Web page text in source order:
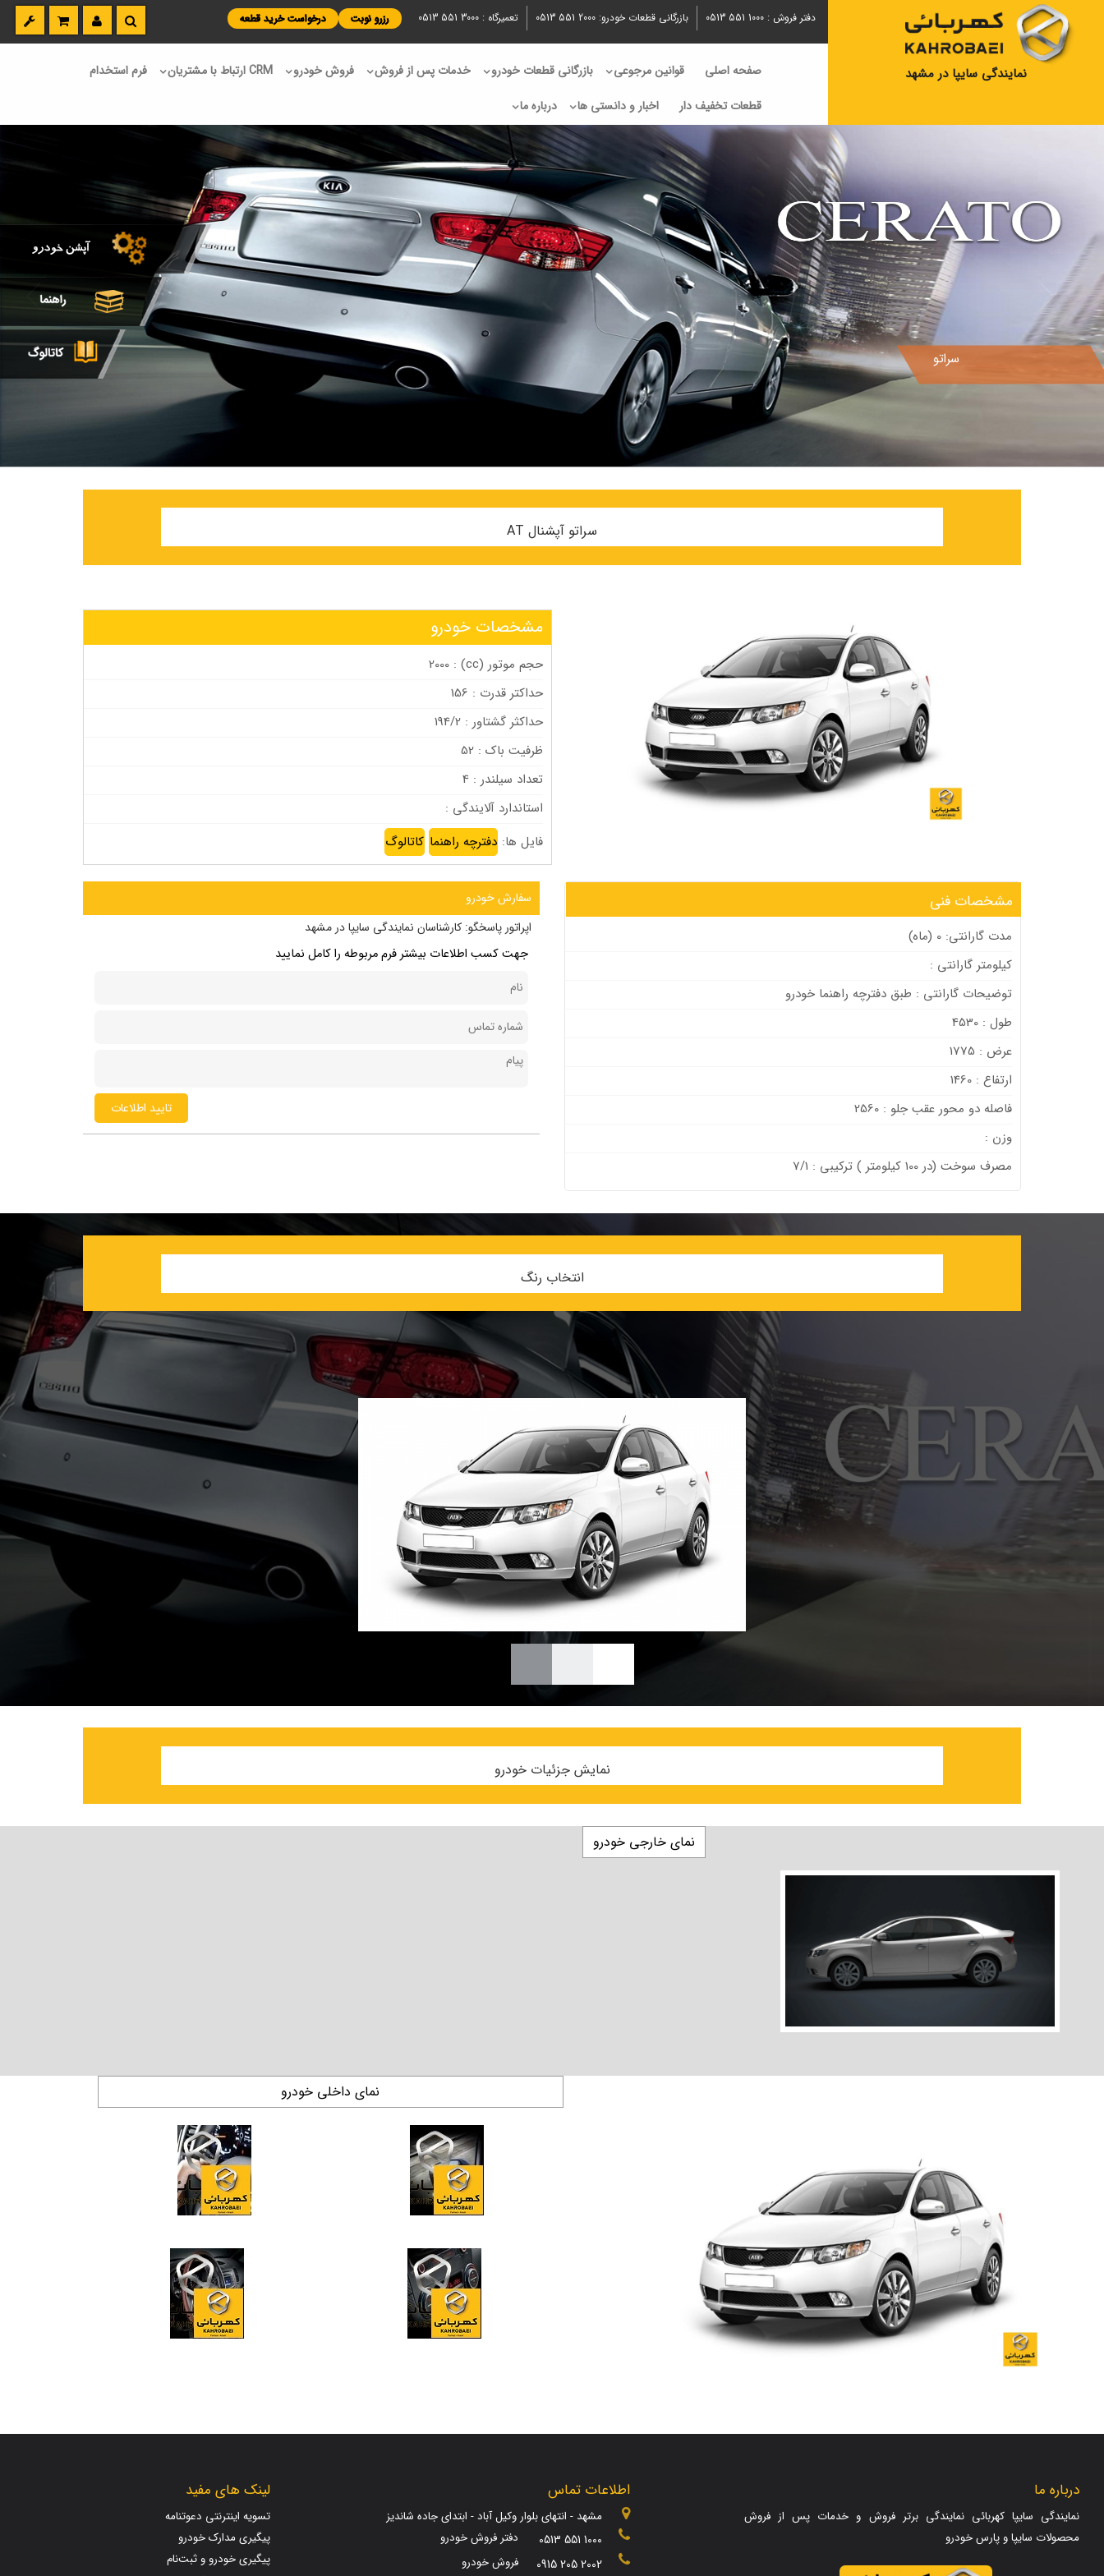
نمایندگی سایپا در مشهد
دفتر فروش : 0513 551 1000 بازرگانی قطعات خودرو: 0513 551 2000 تعمیرگاه : 0513 551 3000 رزرو نوبت درخواست خرید قطعه
صفحه اصلی قوانین مرجوعی بازرگانی قطعات خودرو خدمات پس از فروش فروش خودرو CRM ارتباط با مشتریان
فرم استخدام
قطعات تخفیف دار
اخبار و دانستی ها درباره ما
سراتو
سراتو آپشنال AT
مشخصات خودرو
حجم موتور (cc) : 2000
حداکتر قدرت : 156
حداکثر گشتاور : 194/2
ظرفیت باک : 52
تعداد سیلندر : 4
استاندارد آلایندگی :
فایل ها: دفترچه راهنما کاتالوگ
مشخصات فنی
مدت گارانتی: 0 (ماه)
کیلومتر گارانتی :
توضیحات گارانتی : طبق دفترچه راهنما خودرو
طول : 4530
عرض : 1775
ارتفاع : 1460
فاصله دو محور عقب جلو : 2560
وزن :
مصرف سوخت (در 100 كيلومتر ) ترکیبی : 7/1
سفارش خودرو
اپراتور پاسخگو: کارشناسان نمایندگی سایپا در مشهد
جهت کسب اطلاعات بیشتر فرم مربوطه را کامل نمایید
تایید اطلاعات
انتخاب رنگ
نمایش جزئیات خودرو
نمای خارجی خودرو
نمای داخلی خودرو
درباره ما
نمایندگی سایپا کهربائی نمایندگی برتر فروش و خدمات پس از فروش
محصولات سایپا و پارس خودرو
اطلاعات تماس
مشهد - انتهای بلوار وکیل آباد - ابتدای جاده شاندیز
0513 551 1000 دفتر فروش خودرو
0915 205 2002 فروش خودرو
لینک های مفید
تسویه اینترنتی دعوتنامه
پیگیری مدارک خودرو
پیگیری خودرو و ثبت‌نام